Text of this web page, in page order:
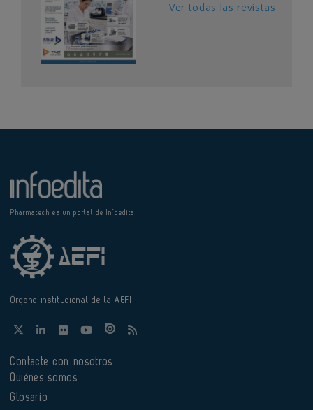
Ver todas las revistas
Pharmatech es un portal de Infoedita
Órgano institucional de la AEFI
Contacte con nosotros
Quiénes somos
Glosario